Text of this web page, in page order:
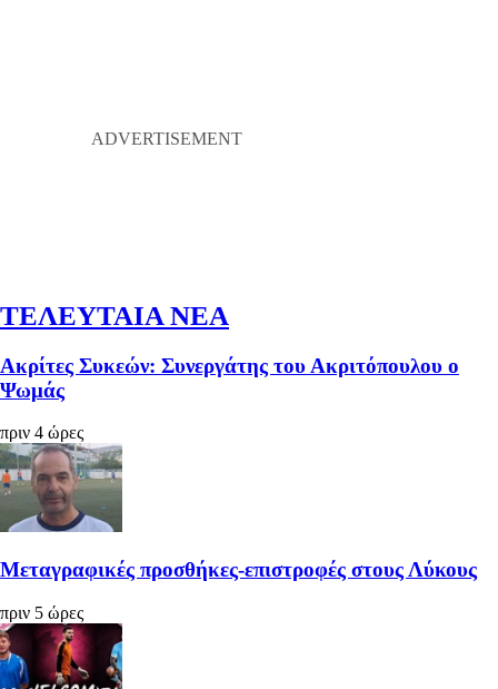
ΤΕΛΕΥΤΑΙΑ ΝΕΑ
Ακρίτες Συκεών: Συνεργάτης του Ακριτόπουλου ο
Ψωμάς
πριν 4 ώρες
Μεταγραφικές προσθήκες-επιστροφές στους Λύκους
πριν 5 ώρες